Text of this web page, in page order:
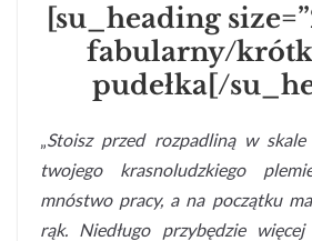
[su_heading
fabularny/
pudełka[/
„Stoisz przed rozpadliną w
twojego krasnoludzkiego
mnóstwo pracy, a na początku
rąk. Niedługo przybędzie więcej